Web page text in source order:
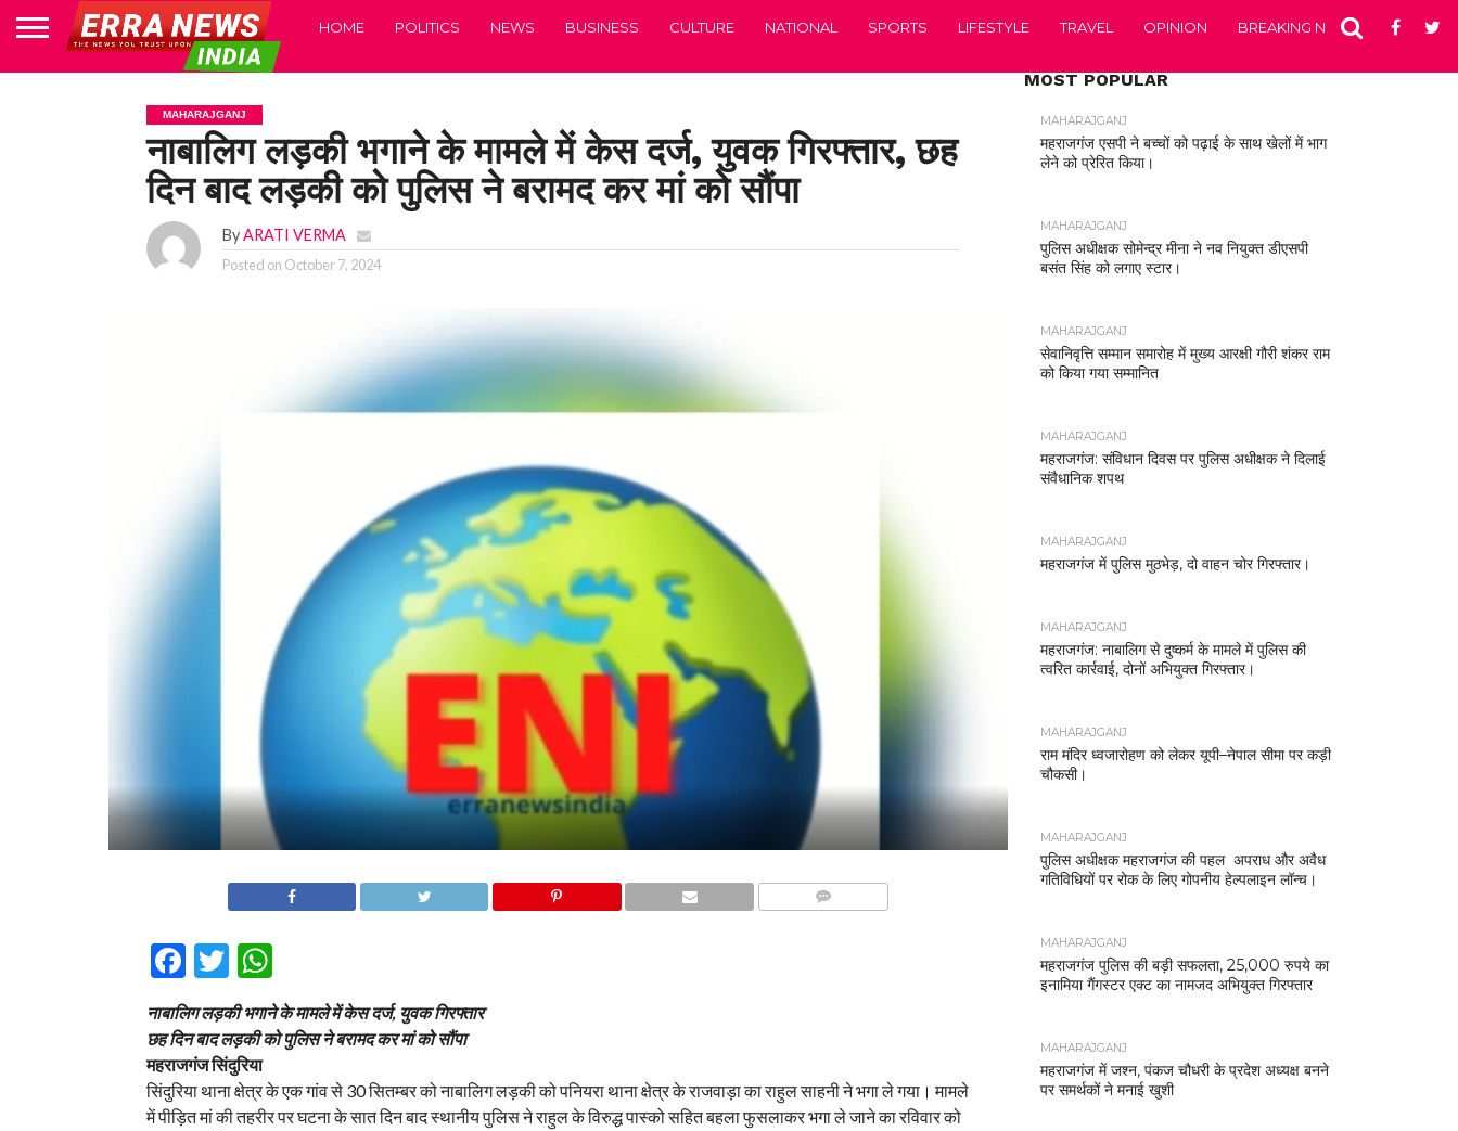
HOME POLITICS NEWS BUSINESS CULTURE NATIONAL SPORTS LIFESTYLE TRAVEL OPINION BREAKING NEWS
MAHARAJGANJ
नाबालिग लड़की भगाने के मामले में केस दर्ज, युवक गिरफ्तार, छह
दिन बाद लड़की को पुलिस ने बरामद कर मां को सौंपा
ByARATI VERMA
Posted on October 7, 2024
Facebook
Twitter
WhatsApp
नाबालिग लड़की भगाने के मामले में केस दर्ज, युवक गिरफ्तार
छह दिन बाद लड़की को पुलिस ने बरामद कर मां को सौंपा
महराजगंजसिंदुरिया
सिंदुरिया थाना क्षेत्र के एक गांव से 30 सितम्बर को नाबालिग लड़की को पनियरा थाना क्षेत्र के राजवाड़ा का राहुल साहनी ने भगा ले गया। मामले
में पीड़ित मां की तहरीर पर घटना के सात दिन बाद स्थानीय पुलिस ने राहुल के विरुद्ध पास्को सहित बहला फुसलाकर भगा ले जाने का रविवार को
MOST POPULAR
MAHARAJGANJ
महराजगंज एसपी ने बच्चों को पढ़ाई के साथ खेलों में भाग
लेने को प्रेरित किया।
MAHARAJGANJ
पुलिस अधीक्षक सोमेन्द्र मीना ने नव नियुक्त डीएसपी
बसंत सिंह को लगाए स्टार।
MAHARAJGANJ
सेवानिवृत्ति सम्मान समारोह में मुख्य आरक्षी गौरी शंकर राम
को किया गया सम्मानित
MAHARAJGANJ
महराजगंज: संविधान दिवस पर पुलिस अधीक्षक ने दिलाई
संवैधानिक शपथ
MAHARAJGANJ
महराजगंज में पुलिस मुठभेड़, दो वाहन चोर गिरफ्तार।
MAHARAJGANJ
महराजगंज: नाबालिग से दुष्कर्म के मामले में पुलिस की
त्वरित कार्रवाई, दोनों अभियुक्त गिरफ्तार।
MAHARAJGANJ
राम मंदिर ध्वजारोहण को लेकर यूपी–नेपाल सीमा पर कड़ी
चौकसी।
MAHARAJGANJ
पुलिस अधीक्षक महराजगंज की पहल अपराध और अवैध
गतिविधियों पर रोक के लिए गोपनीय हेल्पलाइन लॉन्च।
MAHARAJGANJ
महराजगंज पुलिस की बड़ी सफलता, 25,000 रुपये का
इनामिया गैंगस्टर एक्ट का नामजद अभियुक्त गिरफ्तार
MAHARAJGANJ
महराजगंज में जश्न, पंकज चौधरी के प्रदेश अध्यक्ष बनने
पर समर्थकों ने मनाई खुशी